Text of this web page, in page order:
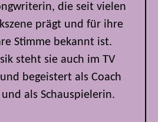
die seit vielen
prägt und für ihre
Stimme bekannt ist.
steht sie auch im TV
begeistert als Coach
als Schauspielerin.